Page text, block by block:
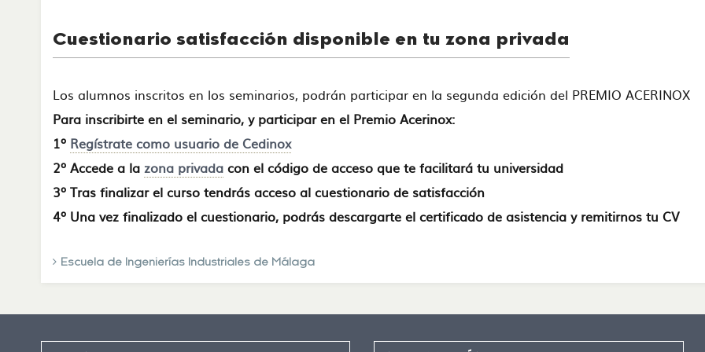
Cuestionario satisfacción disponible en tu zona privada
Los alumnos inscritos en los seminarios, podrán participar en la segunda edición del PREMIO ACERINOX
Para inscribirte en el seminario, y participar en el Premio Acerinox:
1º Regístrate como usuario de Cedinox
2º Accede a la zona privada con el código de acceso que te facilitará tu universidad
3º Tras finalizar el curso tendrás acceso al cuestionario de satisfacción
4º Una vez finalizado el cuestionario, podrás descargarte el certificado de asistencia y remitirnos tu CV
Escuela de Ingenierías Industriales de Málaga